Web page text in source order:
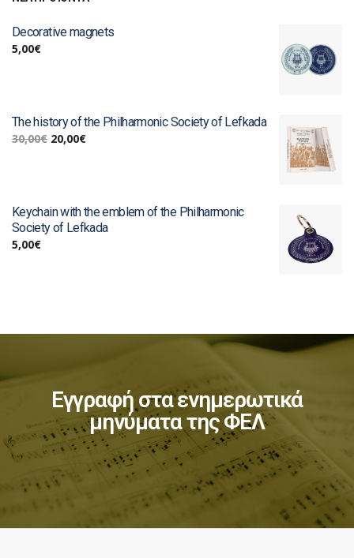
Decorative magnets
5,00€
The history of the Philharmonic Society of Lefkada
30,00€ 20,00€
Keychain with the emblem of the Philharmonic
Society of Lefkada
5,00€
Εγγραφή στα ενημερωτικά
μηνύματα της ΦΕΛ